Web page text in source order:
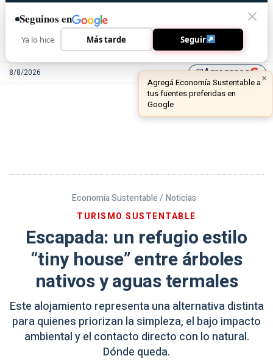
8/8/2026 library_addAgreganos
Economía Sustentable / Noticias
TURISMO SUSTENTABLE
Escapada: un refugio estilo
“tiny house” entre árboles
nativos y aguas termales
Este alojamiento representa una alternativa distinta
para quienes priorizan la simpleza, el bajo impacto
ambiental y el contacto directo con lo natural.
Dónde queda.
Seguinos en
Ya lo hice Más tarde Seguir